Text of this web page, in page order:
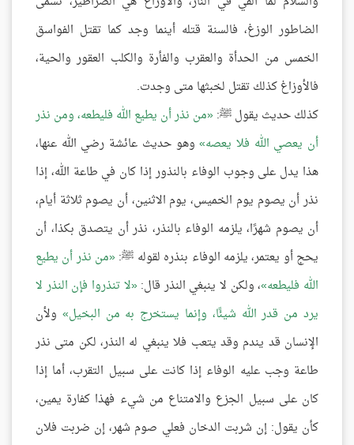
الضاطور الوزغ، فالسنة قتله أينما وجد كما تقتل الفواسق
الخمس من الحدأة والعقرب والفأرة والكلب العقور والحية،
فالأوزاغ كذلك تقتل لخبثها متى وجدت.
كذلك حديث يقول ﷺ: من نذر أن يطيع الله فليطعه، ومن نذر
أن يعصي الله فلا يعصه وهو حديث عائشة رضي الله عنها،
هذا يدل على وجوب الوفاء بالنذور إذا كان في طاعة الله، إذا
نذر أن يصوم يوم الخميس، يوم الاثنين، أن يصوم ثلاثة أيام،
أن يصوم شهرًا، يلزمه الوفاء بالنذر، نذر أن يتصدق بكذا، أن
يحج أو يعتمر، يلزمه الوفاء بنذره لقوله ﷺ: من نذر أن يطيع
الله فليطعه ، ولكن لا ينبغي النذر قال: لا تنذروا فإن النذر لا
يرد من قدر الله شيئًا، وإنما يستخرج به من البخيل
ولأن
الإنسان قد يندم وقد يتعب فلا ينبغي له النذر، لكن متى نذر
طاعة وجب عليه الوفاء إذا كانت على سبيل التقرب، أما إذا
كان على سبيل الجزع والامتناع من شيء فهذا كفارة يمين،
كأن يقول: إن شربت الدخان فعلي صوم شهر، إن ضربت فلان